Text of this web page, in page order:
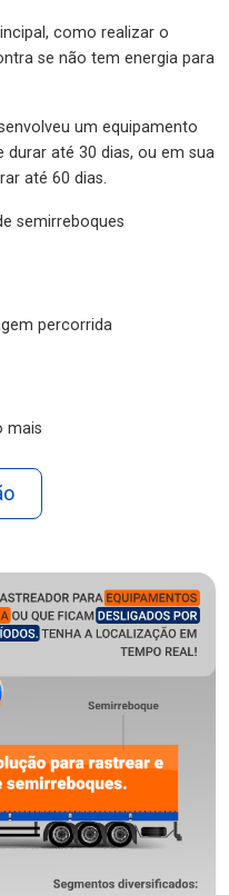
como realizar o
se não tem energia para
um equipamento
durar até 30 dias, ou em sua
até 60 dias.
semirreboques
percorrida
mais